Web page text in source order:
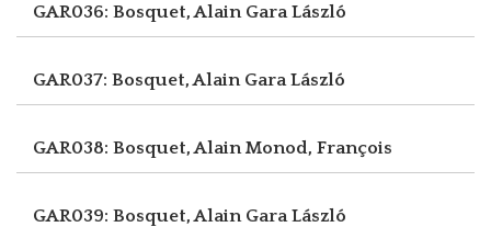
GAR036: Bosquet, Alain Gara László
GAR037: Bosquet, Alain Gara László
GAR038: Bosquet, AlainMonod, François
GAR039: Bosquet, Alain Gara László